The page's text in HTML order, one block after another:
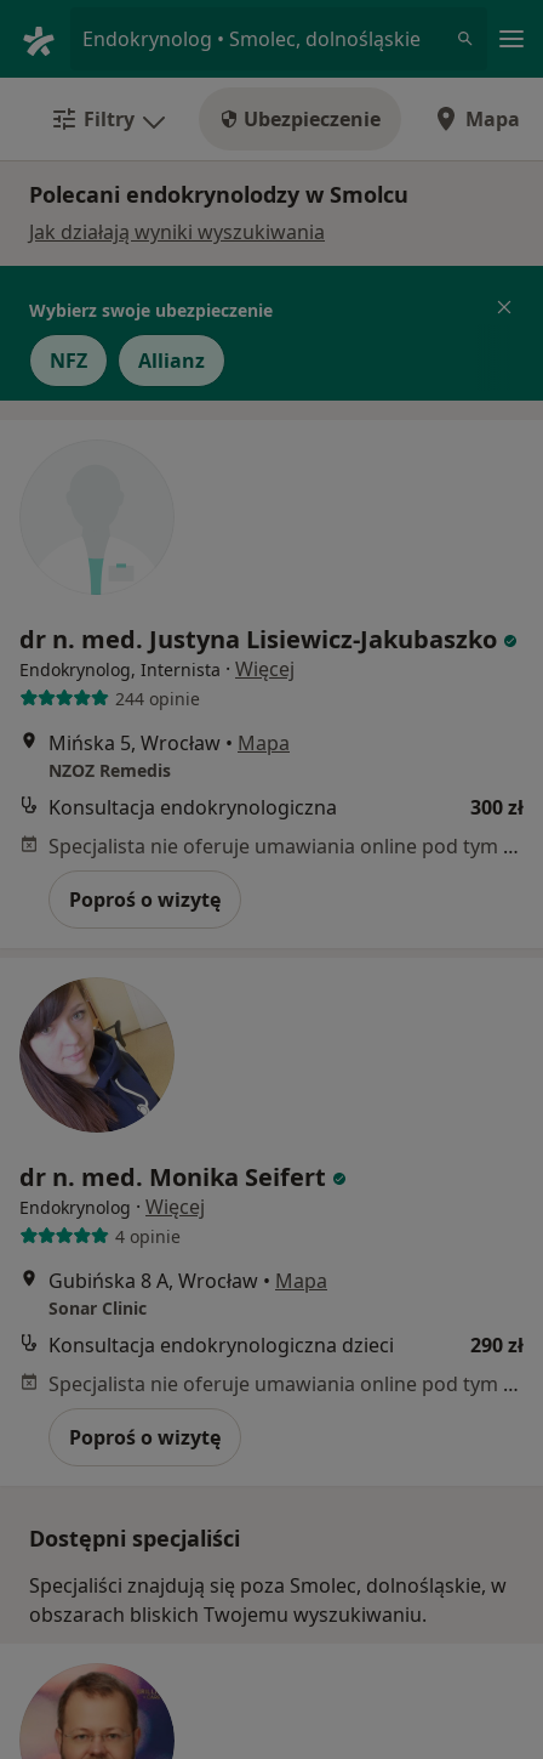
Endokrynolog • Smolec, dolnośląskie
Filtry Ubezpieczenie Mapa
Polecani endokrynolodzy w Smolcu
Jak działają wyniki wyszukiwania
Wybierz swoje ubezpieczenie
NFZ Allianz
dr n. med. Justyna Lisiewicz-Jakubaszko
Endokrynolog, Internista · Więcej
244 opinie
Mińska 5, Wrocław • Mapa
NZOZ Remedis
Konsultacja endokrynologiczna
300 zł
Specjalista nie oferuje umawiania online pod tym adresem.
Poproś o wizytę
dr n. med. Monika Seifert
Endokrynolog · Więcej
4 opinie
Gubińska 8 A, Wrocław • Mapa
Sonar Clinic
Konsultacja endokrynologiczna dzieci
290 zł
Specjalista nie oferuje umawiania online pod tym adresem.
Poproś o wizytę
Dostępni specjaliści
Specjaliści znajdują się poza Smolec, dolnośląskie, w
obszarach bliskich Twojemu wyszukiwaniu.